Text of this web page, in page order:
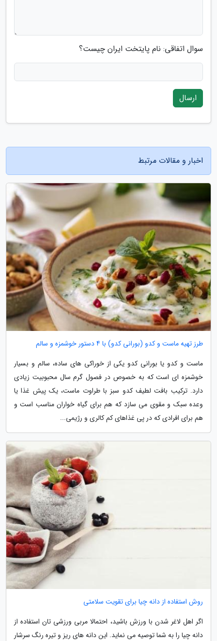
سوال اتفاقی: نام پایتخت ایران چیست؟
ارسال
اخبار و مقالات مرتبط
طرز تهیه ماست و کدو (بورانی کدو) با 4 دستور خوشمزه و سالم
ماست و کدو یا بورانی کدو یکی از خوراکی های ساده، سالم و بسیار
خوشمزه ای است که به خصوص در فصول گرم سال محبوبیت زیادی
دارد. ترکیب بافت لطیف کدو سبز با طراوت ماست، یک پیش غذا یا
وعده سبک و مقوی می سازد که هم برای گیاه خواران مناسب است و
هم برای افرادی که در پی غذاهای کم کالری و رژیمی...
روش استفاده از دانه چیا برای تقویت سلامتی
اگر اهل لاغر شدن با ورزش باشید، احتمالا مربی ورزشی تان استفاده از
دانه چیا را به شما توصیه می نماید. این دانه های ریز و تیره رنگ سرشار